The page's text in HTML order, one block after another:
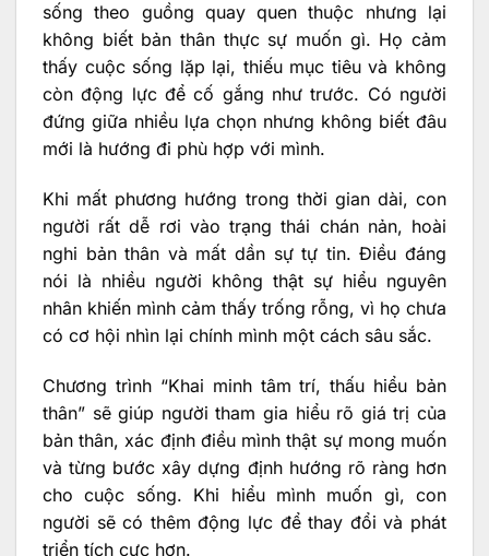
sống theo guồng quay quen thuộc nhưng lại
không biết bản thân thực sự muốn gì. Họ cảm
thấy cuộc sống lặp lại, thiếu mục tiêu và không
còn động lực để cố gắng như trước. Có người
đứng giữa nhiều lựa chọn nhưng không biết đâu
mới là hướng đi phù hợp với mình.
Khi mất phương hướng trong thời gian dài, con
người rất dễ rơi vào trạng thái chán nản, hoài
nghi bản thân và mất dần sự tự tin. Điều đáng
nói là nhiều người không thật sự hiểu nguyên
nhân khiến mình cảm thấy trống rỗng, vì họ chưa
có cơ hội nhìn lại chính mình một cách sâu sắc.
Chương trình “Khai minh tâm trí, thấu hiểu bản
thân” sẽ giúp người tham gia hiểu rõ giá trị của
bản thân, xác định điều mình thật sự mong muốn
và từng bước xây dựng định hướng rõ ràng hơn
cho cuộc sống. Khi hiểu mình muốn gì, con
người sẽ có thêm động lực để thay đổi và phát
triển tích cực hơn.